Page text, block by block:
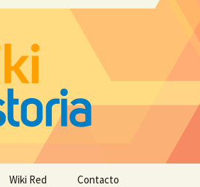
Wiki Red Contacto